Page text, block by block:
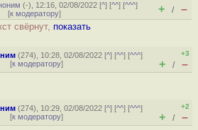
(-), 12:16, 02/08/2022 [^] [^^] [^^^]
[к модератору] + / –
свёрнут, показать
(274), 10:28, 02/08/2022 [^] [^^] [^^^]
[к модератору]
+3
+ / –
(274), 10:29, 02/08/2022 [^] [^^] [^^^]
[к модератору]
+2
+ / –